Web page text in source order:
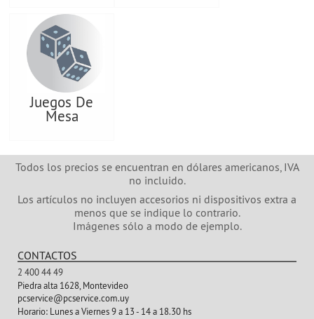
Juegos De
Mesa
Todos los precios se encuentran en dólares americanos, IVA
no incluido.
Los artículos no incluyen accesorios ni dispositivos extra a
menos que se indique lo contrario.
Imágenes sólo a modo de ejemplo.
CONTACTOS
2 400 44 49
Piedra alta 1628, Montevideo
pcservice@pcservice.com.uy
Horario:Lunes a Viernes 9 a 13 - 14 a 18.30 hs